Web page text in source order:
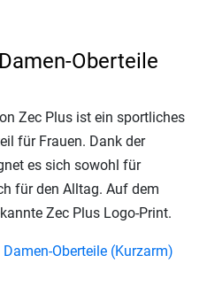
Oberteile
Zec Plus ist ein sportliches
für Frauen. Dank der
es sich sowohl für
für den Alltag. Auf dem
Zec Plus Logo-Print.
Oberteile (Kurzarm)